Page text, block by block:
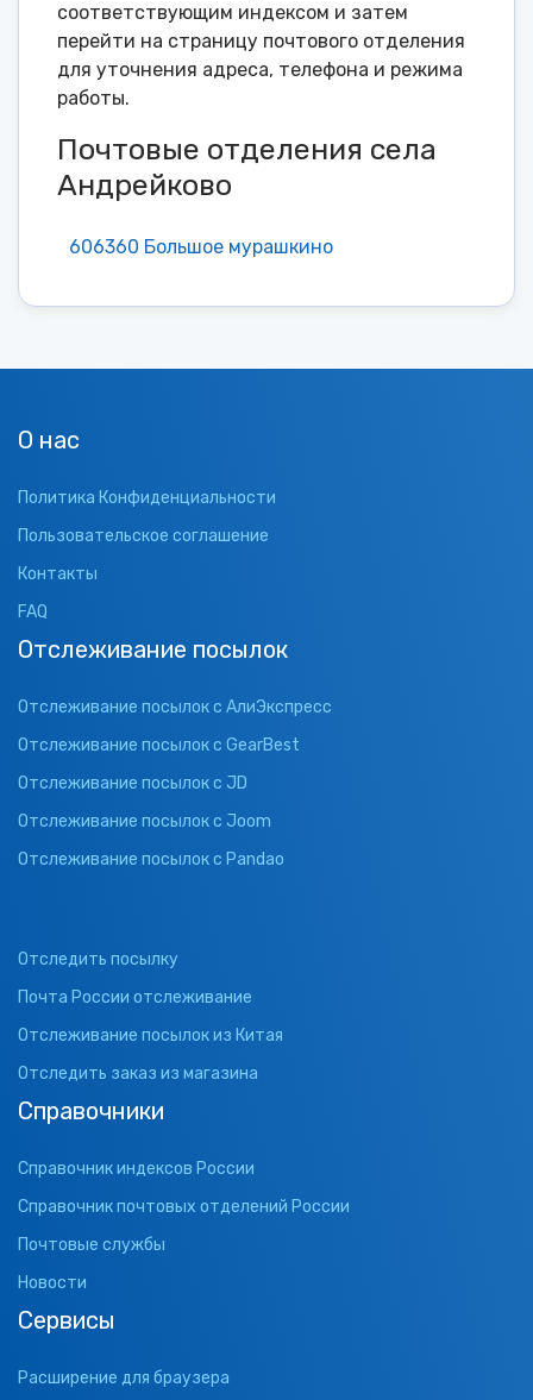
соответствующим индексом и затем
перейти на страницу почтового отделения
для уточнения адреса, телефона и режима
работы.
Почтовые отделения села
Андрейково
606360 Большое мурашкино
О нас
Политика Конфиденциальности
Пользовательское соглашение
Контакты
FAQ
Отслеживание посылок
Отслеживание посылок с АлиЭкспресс
Отслеживание посылок с GearBest
Отслеживание посылок с JD
Отслеживание посылок с Joom
Отслеживание посылок с Pandao
Отследить посылку
Почта России отслеживание
Отслеживание посылок из Китая
Отследить заказ из магазина
Справочники
Справочник индексов России
Справочник почтовых отделений России
Почтовые службы
Новости
Сервисы
Расширение для браузера